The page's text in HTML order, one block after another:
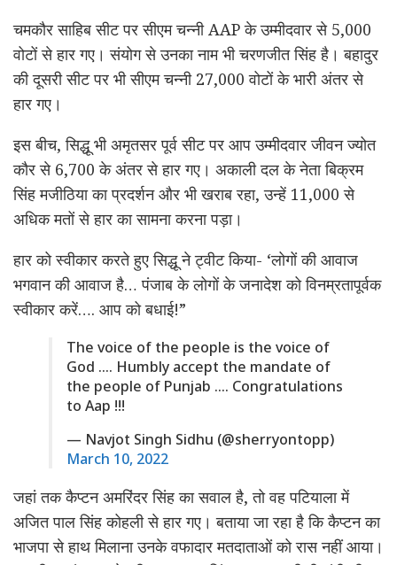
चमकौर साहिब सीट पर सीएम चन्नी AAP के उम्मीदवार से 5,000
वोटों से हार गए। संयोग से उनका नाम भी चरणजीत सिंह है। बहादुर
की दूसरी सीट पर भी सीएम चन्नी 27,000 वोटों के भारी अंतर से
हार गए।
इस बीच, सिद्धू भी अमृतसर पूर्व सीट पर आप उम्मीदवार जीवन ज्योत
कौर से 6,700 के अंतर से हार गए। अकाली दल के नेता बिक्रम
सिंह मजीठिया का प्रदर्शन और भी खराब रहा, उन्हें 11,000 से
अधिक मतों से हार का सामना करना पड़ा।
हार को स्वीकार करते हुए सिद्धू ने ट्वीट किया- ‘लोगों की आवाज
भगवान की आवाज है… पंजाब के लोगों के जनादेश को विनम्रतापूर्वक
स्वीकार करें…. आप को बधाई!”
The voice of the people is the voice of
God …. Humbly accept the mandate of
the people of Punjab …. Congratulations
to Aap !!!
— Navjot Singh Sidhu (@sherryontopp)
March 10, 2022
जहां तक ​​कैप्टन अमरिंदर सिंह का सवाल है, तो वह पटियाला में
अजित पाल सिंह कोहली से हार गए। बताया जा रहा है कि कैप्टन का
भाजपा से हाथ मिलाना उनके वफादार मतदाताओं को रास नहीं आया।